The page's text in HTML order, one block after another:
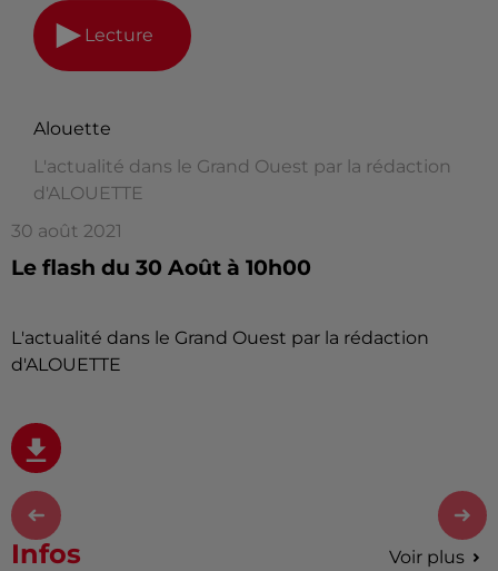
Lecture
Alouette
L'actualité dans le Grand Ouest par la rédaction
d'ALOUETTE
30 août 2021
Le flash du 30 Août à 10h00
L'actualité dans le Grand Ouest par la rédaction
d'ALOUETTE
Infos Voir plus